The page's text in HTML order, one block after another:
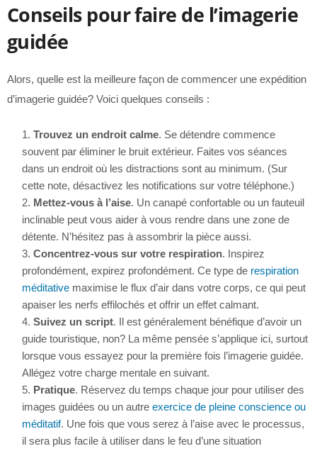
Conseils pour faire de l’imagerie
guidée
Alors, quelle est la meilleure façon de commencer une expédition
d’imagerie guidée? Voici quelques conseils :
Trouvez un endroit calme. Se détendre commence
souvent par éliminer le bruit extérieur. Faites vos séances
dans un endroit où les distractions sont au minimum. (Sur
cette note, désactivez les notifications sur votre téléphone.)
Mettez-vous à l’aise. Un canapé confortable ou un fauteuil
inclinable peut vous aider à vous rendre dans une zone de
détente. N’hésitez pas à assombrir la pièce aussi.
Concentrez-vous sur votre respiration. Inspirez
profondément, expirez profondément. Ce type de respiration
méditative maximise le flux d’air dans votre corps, ce qui peut
apaiser les nerfs effilochés et offrir un effet calmant.
Suivez un script. Il est généralement bénéfique d’avoir un
guide touristique, non? La même pensée s’applique ici, surtout
lorsque vous essayez pour la première fois l’imagerie guidée.
Allégez votre charge mentale en suivant.
Pratique. Réservez du temps chaque jour pour utiliser des
images guidées ou un autre exercice de pleine conscience ou
méditatif. Une fois que vous serez à l’aise avec le processus,
il sera plus facile à utiliser dans le feu d’une situation